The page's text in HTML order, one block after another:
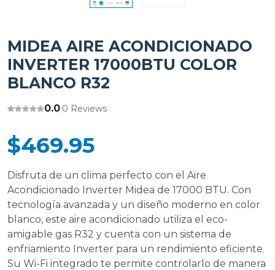
MIDEA AIRE ACONDICIONADO
INVERTER 17000BTU COLOR
BLANCO R32
0.0|0 Reviews
$469.95
Disfruta de un clima perfecto con el Aire
Acondicionado Inverter Midea de 17000 BTU. Con
tecnología avanzada y un diseño moderno en color
blanco, este aire acondicionado utiliza el eco-
amigable gas R32 y cuenta con un sistema de
enfriamiento Inverter para un rendimiento eficiente.
Su Wi-Fi integrado te permite controlarlo de manera